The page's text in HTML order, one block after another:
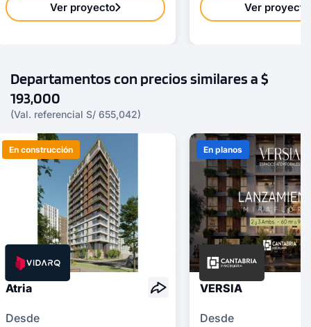
Ver proyecto Ver proyecto
Departamentos con precios similares a $
193,000
(Val. referencial S/ 655,042)
En construcción
Atria
Desde
En planos
VERSIA
Desde